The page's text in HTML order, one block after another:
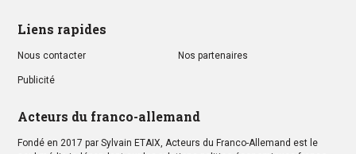
Liens rapides
Nous contacter Nos partenaires
Publicité
Acteurs du franco-allemand
Fondé en 2017 par Sylvain ETAIX, Acteurs du Franco-Allemand est le